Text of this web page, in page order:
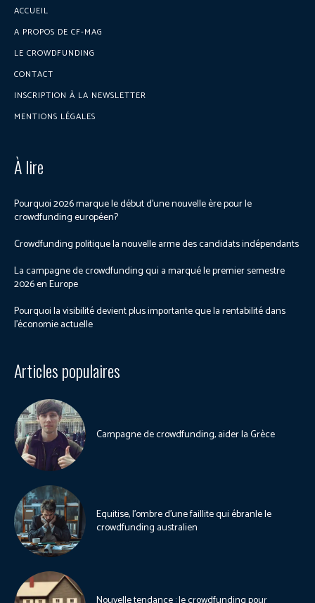
ACCUEIL
A PROPOS DE CF-MAG
LE CROWDFUNDING
CONTACT
INSCRIPTION À LA NEWSLETTER
MENTIONS LÉGALES
À lire
Pourquoi 2026 marque le début d’une nouvelle ère pour le
crowdfunding européen?
Crowdfunding politique la nouvelle arme des candidats indépendants
La campagne de crowdfunding qui a marqué le premier semestre
2026 en Europe
Pourquoi la visibilité devient plus importante que la rentabilité dans
l’économie actuelle
Articles populaires
Campagne de crowdfunding, aider la Grèce
Equitise, l’ombre d’une faillite qui ébranle le
crowdfunding australien